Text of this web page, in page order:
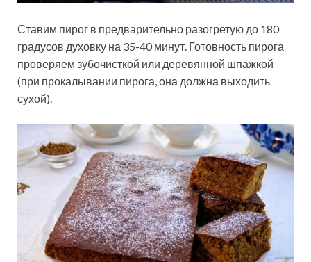
Ставим пирог в предварительно разогретую до 180
градусов духовку на 35-40 минут. Готовность пирога
проверяем зубочисткой или деревянной шпажкой
(при прокалывании пирога, она должна выходить
сухой).